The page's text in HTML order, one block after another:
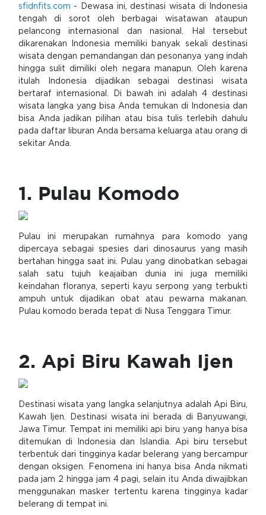
sfidnfits.com - Dewasa ini, destinasi wisata di Indonesia
tengah di sorot oleh berbagai wisatawan ataupun
pelancong internasional dan nasional. Hal tersebut
dikarenakan Indonesia memiliki banyak sekali destinasi
wisata dengan pemandangan dan pesonanya yang indah
hingga sulit dimiliki oleh negara manapun. Oleh karena
itulah Indonesia dijadikan sebagai destinasi wisata
bertaraf internasional. Di bawah ini adalah 4 destinasi
wisata langka yang bisa Anda temukan di Indonesia dan
bisa Anda jadikan pilihan atau bisa tulis terlebih dahulu
pada daftar liburan Anda bersama keluarga atau orang di
sekitar Anda.
1. Pulau Komodo
Pulau ini merupakan rumahnya para komodo yang
dipercaya sebagai spesies dari dinosaurus yang masih
bertahan hingga saat ini. Pulau yang dinobatkan sebagai
salah satu tujuh keajaiban dunia ini juga memiliki
keindahan floranya, seperti kayu serpong yang terbukti
ampuh untuk dijadikan obat atau pewarna makanan.
Pulau komodo berada tepat di Nusa Tenggara Timur.
2. Api Biru Kawah Ijen
Destinasi wisata yang langka selanjutnya adalah Api Biru,
Kawah Ijen. Destinasi wisata ini berada di Banyuwangi,
Jawa Timur. Tempat ini memiliki api biru yang hanya bisa
ditemukan di Indonesia dan Islandia. Api biru tersebut
terbentuk dari tingginya kadar belerang yang bercampur
dengan oksigen. Fenomena ini hanya bisa Anda nikmati
pada jam 2 hingga jam 4 pagi, selain itu Anda diwajibkan
menggunakan masker tertentu karena tingginya kadar
belerang di tempat ini.